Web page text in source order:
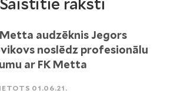
Saistītie raksti
Metta audzēknis Jegors
noslēdz profesionālu
ar FK Metta
01.06.21.